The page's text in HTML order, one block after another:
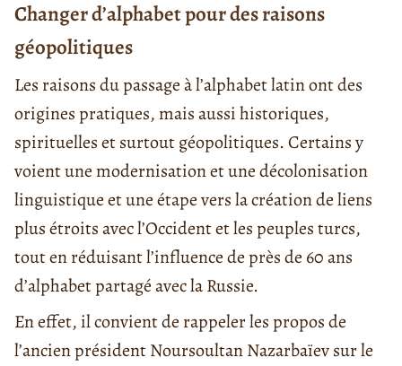
Changer d’alphabet pour des raisons
géopolitiques
Les raisons du passage à l’alphabet latin ont des
origines pratiques, mais aussi historiques,
spirituelles et surtout géopolitiques. Certains y
voient une modernisation et une décolonisation
linguistique et une étape vers la création de liens
plus étroits avec l’Occident et les peuples turcs,
tout en réduisant l’influence de près de 60 ans
d’alphabet partagé avec la Russie.
En effet, il convient de rappeler les propos de
l’ancien président Noursoultan Nazarbaïev sur le